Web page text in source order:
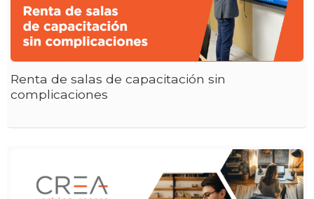
Renta de salas de capacitación sin
complicaciones